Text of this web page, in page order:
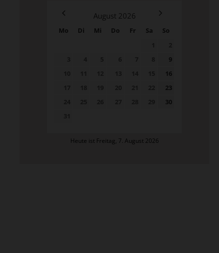
August 2026
Mo Di Mi Do Fr Sa
So
9
16
23
30
Heute ist Freitag, 7. August 2026